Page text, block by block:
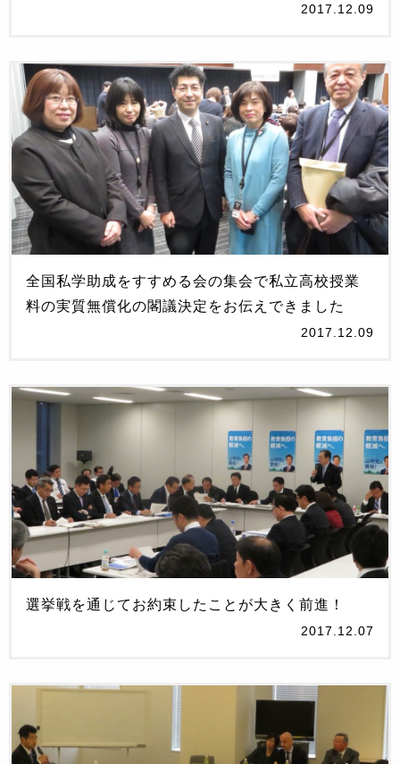
2017.12.09
全国私学助成をすすめる会の集会で私立高校授業
料の実質無償化の閣議決定をお伝えできました
2017.12.09
選挙戦を通じてお約束したことが大きく前進！
2017.12.07